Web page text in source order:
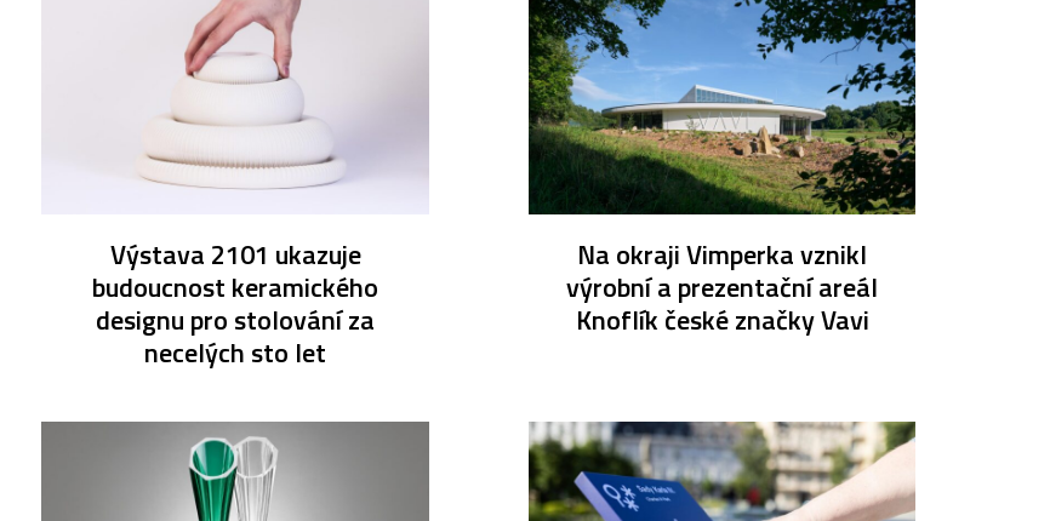
Výstava 2101 ukazuje
budoucnost keramického
designu pro stolování za
necelých sto let
Na okraji Vimperka vznikl
výrobní a prezentační areál
Knoflík české značky Vavi